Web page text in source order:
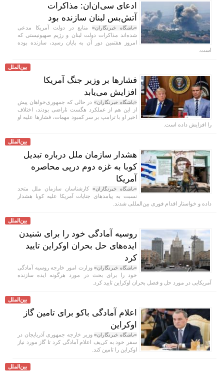
ادعای سی‌ان‌ان: مذاکرات
آتش‌بس لبنان سازنده بود
«باشگاه خبرنگاران»منابع در دولت آمریکا مدعی
شده‌اند مذاکرات دولت لبنان و رژیم صهیونیستی که
امروز هفتمین دور آن به پایان رسید، سازنده بوده
است.
بین‌الملل
فشار‌ها بر وزیر جنگ آمریکا
افزایش می‌یابد
«باشگاه خبرنگاران»در حالی که جمهوری‌خواهان پیش
از این هم از عملکرد هگست ناراضی بودند، اختلاف
اخیر او با ترامپ بر سر کمبود مهمات، فشار‌ها علیه او
را افزایش داده است.
بین‌الملل
هشدار سازمان ملل درباره تبدیل
کوبا به غزه دوم درپی محاصره
آمریکا
«باشگاه خبرنگاران» کارشناسان سازمان ملل متحد
نسبت به پیامد‌های جنایات آمریکا علیه کوبا هشدار
داده و خواستار اقدام فوری بین‌المللی شدند.
بین‌الملل
روسیه آمادگی خود را برای شنیدن
ایده‌های حل بحران اوکراین تایید
کرد
«باشگاه خبرنگاران»وزارت امور خارجه روسیه آمادگی
خود را برای بحث در مورد هرگونه ایده سازنده
آمریکایی در مورد حل و فصل بحران اوکراین تایید کرد.
بین‌الملل
اعلام آمادگی باکو برای تامین گاز
اوکراین
«باشگاه خبرنگاران»وزیر خارجه جمهوری آذربایجان در
سفر خود به کی‌یف اعلام آمادگی کرد تا گاز مورد نیاز
اوکراین را تامین کند.
بین‌الملل